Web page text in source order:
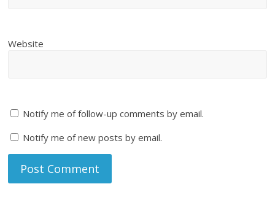
Website
Notify me of follow-up comments by email.
Notify me of new posts by email.